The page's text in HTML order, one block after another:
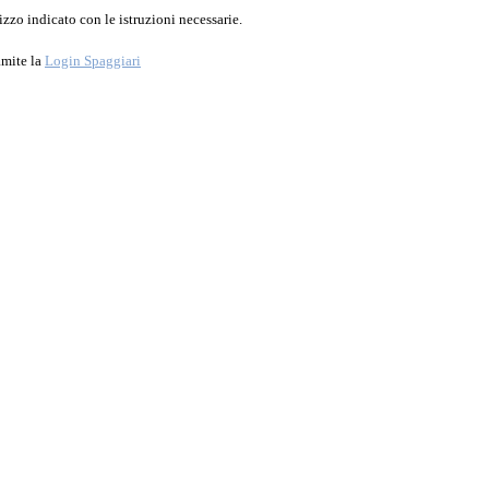
indicato con le istruzioni necessarie.
la Login Spaggiari